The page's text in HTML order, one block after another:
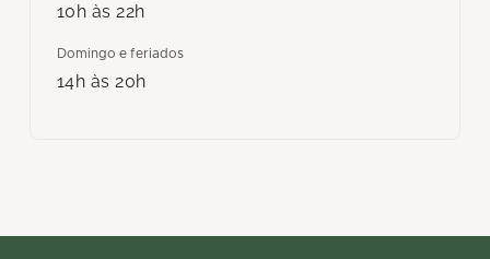
10h às 22h
Domingo e feriados
14h às 20h